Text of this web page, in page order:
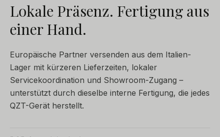
Lokale Präsenz. Fertigung aus
einer Hand.
Europäische Partner versenden aus dem Italien-
Lager mit kürzeren Lieferzeiten, lokaler
Servicekoordination und Showroom-Zugang –
unterstützt durch dieselbe interne Fertigung, die jedes
QZT-Gerät herstellt.